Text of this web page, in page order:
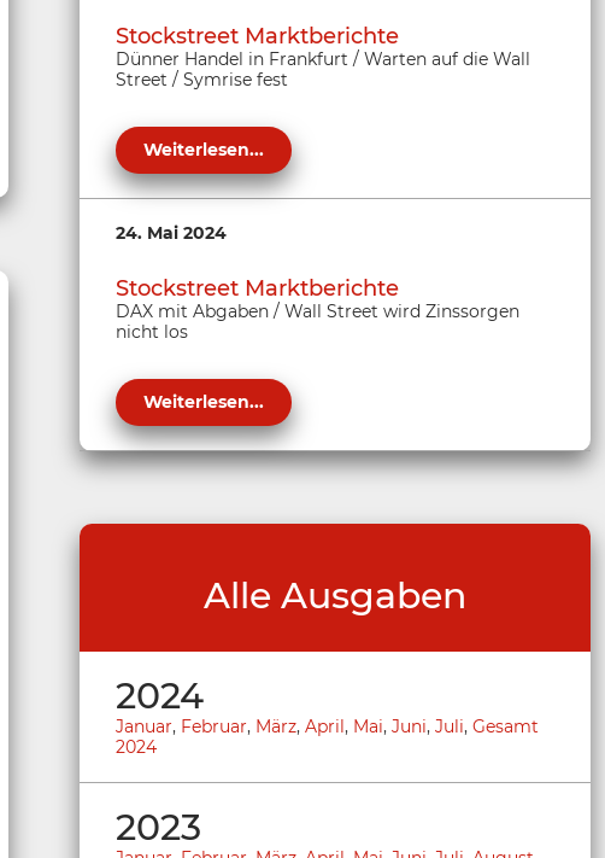
Stockstreet Marktberichte
Dünner Handel in Frankfurt / Warten auf die Wall
Street / Symrise fest
Weiterlesen...
24. Mai 2024
Stockstreet Marktberichte
DAX mit Abgaben / Wall Street wird Zinssorgen
nicht los
Weiterlesen...
Alle Ausgaben
2024
Januar, Februar, März, April, Mai, Juni, Juli, Gesamt
2024
2023